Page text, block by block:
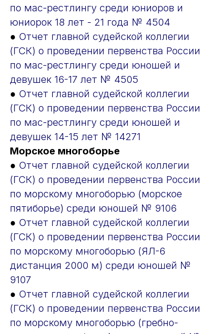
по мас-рестлингу среди юниоров и
юниорок 18 лет - 21 года № 4504
● Отчет главной судейской коллегии
(ГСК) о проведении первенства России
по мас-рестлингу среди юношей и
девушек 16-17 лет № 4505
● Отчет главной судейской коллегии
(ГСК) о проведении первенства России
по мас-рестлингу среди юношей и
девушек 14-15 лет № 14271
Морское многоборье
● Отчет главной судейской коллегии
(ГСК) о проведении первенства России
по морскому многоборью (морское
пятиборье) среди юношей № 9106
● Отчет главной судейской коллегии
(ГСК) о проведении первенства России
по морскому многоборью (ЯЛ-6
дистанция 2000 м) среди юношей №
9107
● Отчет главной судейской коллегии
(ГСК) о проведении первенства России
по морскому многоборью (гребно-